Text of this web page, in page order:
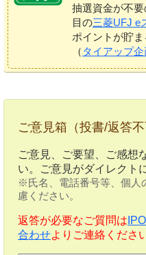
抽選資金が不要
目の三菱UFJ e
ポイントが貯ま
（ タイアップ
ご意見箱（投書/返答不
ご意見、ご要望、ご感想
い。ご意見がダイレクト
※氏名、電話番号等、個人
慮ください。
返答が必要なご質問は
合わせよりご連絡くださ